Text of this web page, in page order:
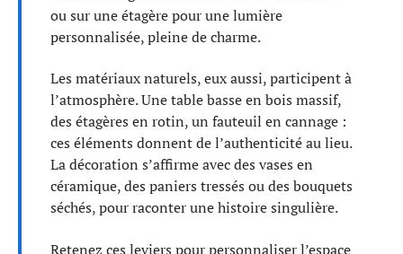
ou sur une étagère pour une lumière
personnalisée, pleine de charme.
Les matériaux naturels, eux aussi, participent à
l’atmosphère. Une table basse en bois massif,
des étagères en rotin, un fauteuil en cannage :
ces éléments donnent de l’authenticité au lieu.
La décoration s’affirme avec des vases en
céramique, des paniers tressés ou des bouquets
séchés, pour raconter une histoire singulière.
Retenez ces leviers pour personnaliser l’espace